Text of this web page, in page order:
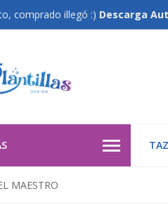
comprado illegó :) Descarga
MAESTRO